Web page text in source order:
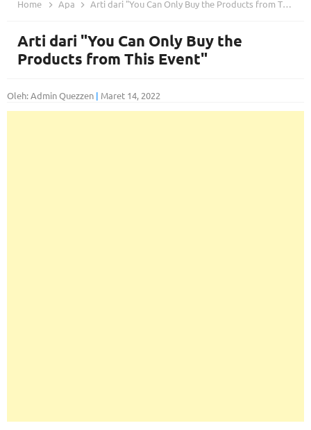
Home Apa Arti dari "You Can Only Buy the Products from This Event"
Arti dari "You Can Only Buy the
Products from This Event"
Oleh: Admin Quezzen | Maret 14, 2022